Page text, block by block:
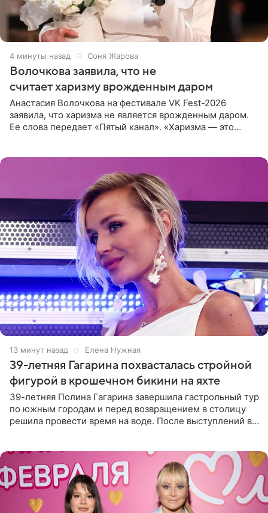
4 минуты назад Соня Жарова
Волочкова заявила, что не
считает харизму врожденным даром
Анастасия Волочкова на фестивале VK Fest-2026
заявила, что харизма не является врожденным даром.
Ее слова передает «Пятый канал». «Харизма — это
13 минут назад Елена Нужная
39-летняя Гагарина похвасталась стройной
фигурой в крошечном бикини на яхте
39-летняя Полина Гагарина завершила гастрольный тур
по южным городам и перед возвращением в столицу
решила провести время на воде. После выступлений в